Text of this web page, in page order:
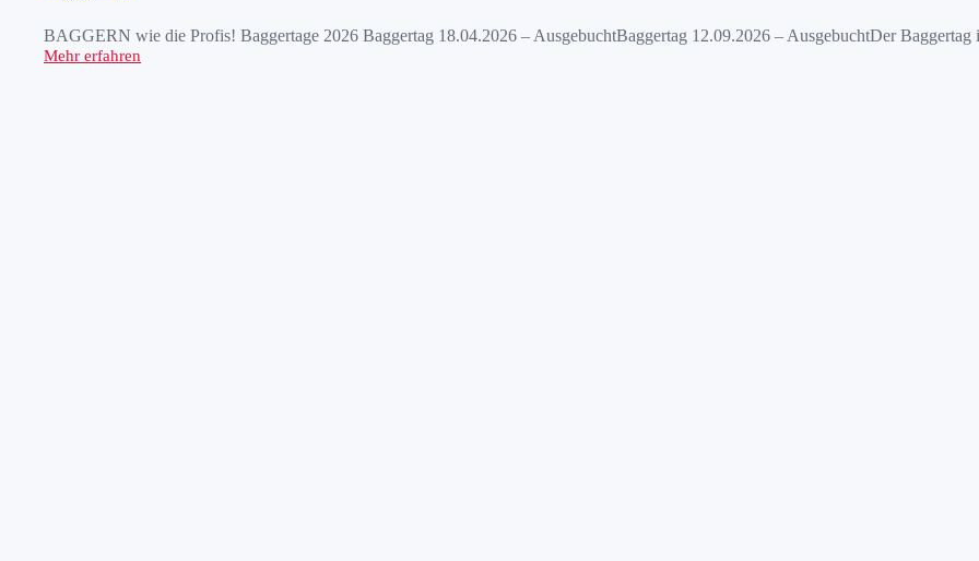
BAGGERN wie die Profis! Baggertage 2026 Baggertag 18.04.2026 – AusgebuchtBaggertag 12.09.2026 – AusgebuchtDer
Mehr erfahren